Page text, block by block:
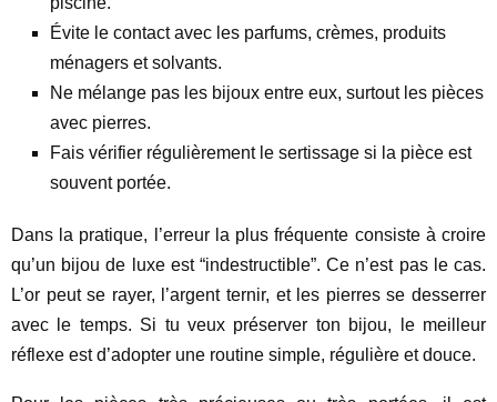
Évite le contact avec les parfums, crèmes, produits
ménagers et solvants.
Ne mélange pas les bijoux entre eux, surtout les pièces
avec pierres.
Fais vérifier régulièrement le sertissage si la pièce est
souvent portée.
Dans la pratique, l’erreur la plus fréquente consiste à croire
qu’un bijou de luxe est “indestructible”. Ce n’est pas le cas.
L’or peut se rayer, l’argent ternir, et les pierres se desserrer
avec le temps. Si tu veux préserver ton bijou, le meilleur
réflexe est d’adopter une routine simple, régulière et douce.